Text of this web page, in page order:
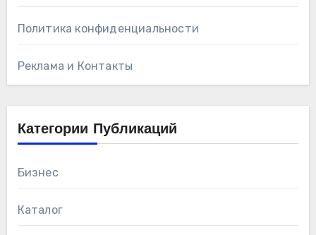
Политика конфиденциальности
Реклама и Контакты
Категории Публикаций
Бизнес
Каталог